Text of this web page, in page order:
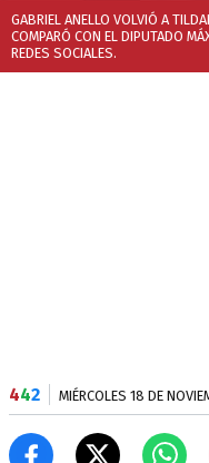
GABRIEL ANELLO VOLVIÓ A
COMPARÓ CON EL DIPUTADO
REDES SOCIALES.
442 MIÉRCOLES 18 DE